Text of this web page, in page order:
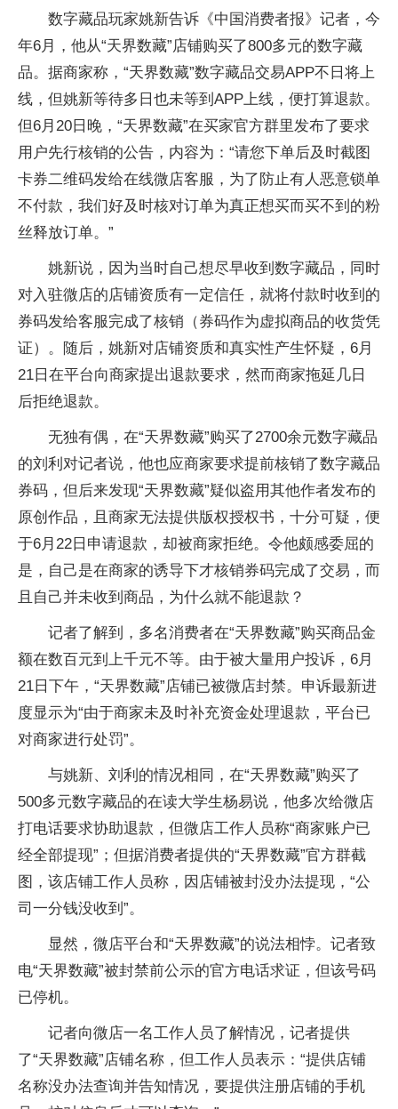
数字藏品玩家姚新告诉《中国消费者报》记者，今
年6月，他从“天界数藏”店铺购买了800多元的数字藏
品。据商家称，“天界数藏”数字藏品交易APP不日将上
线，但姚新等待多日也未等到APP上线，便打算退款。
但6月20日晚，“天界数藏”在买家官方群里发布了要求
用户先行核销的公告，内容为：“请您下单后及时截图
卡券二维码发给在线微店客服，为了防止有人恶意锁单
不付款，我们好及时核对订单为真正想买而买不到的粉
丝释放订单。”
姚新说，因为当时自己想尽早收到数字藏品，同时
对入驻微店的店铺资质有一定信任，就将付款时收到的
券码发给客服完成了核销（券码作为虚拟商品的收货凭
证）。随后，姚新对店铺资质和真实性产生怀疑，6月
21日在平台向商家提出退款要求，然而商家拖延几日
后拒绝退款。
无独有偶，在“天界数藏”购买了2700余元数字藏品
的刘利对记者说，他也应商家要求提前核销了数字藏品
券码，但后来发现“天界数藏”疑似盗用其他作者发布的
原创作品，且商家无法提供版权授权书，十分可疑，便
于6月22日申请退款，却被商家拒绝。令他颇感委屈的
是，自己是在商家的诱导下才核销券码完成了交易，而
且自己并未收到商品，为什么就不能退款？
记者了解到，多名消费者在“天界数藏”购买商品金
额在数百元到上千元不等。由于被大量用户投诉，6月
21日下午，“天界数藏”店铺已被微店封禁。申诉最新进
度显示为“由于商家未及时补充资金处理退款，平台已
对商家进行处罚”。
与姚新、刘利的情况相同，在“天界数藏”购买了
500多元数字藏品的在读大学生杨易说，他多次给微店
打电话要求协助退款，但微店工作人员称“商家账户已
经全部提现”；但据消费者提供的“天界数藏”官方群截
图，该店铺工作人员称，因店铺被封没办法提现，“公
司一分钱没收到”。
显然，微店平台和“天界数藏”的说法相悖。记者致
电“天界数藏”被封禁前公示的官方电话求证，但该号码
已停机。
记者向微店一名工作人员了解情况，记者提供
了“天界数藏”店铺名称，但工作人员表示：“提供店铺
名称没办法查询并告知情况，要提供注册店铺的手机